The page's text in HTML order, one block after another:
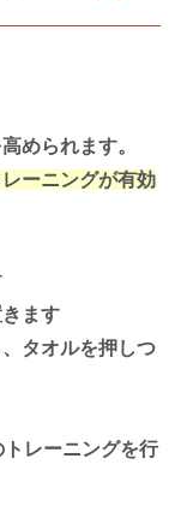
められます。
ーニングが有効
ます
タオルを押しつ
トレーニングを行